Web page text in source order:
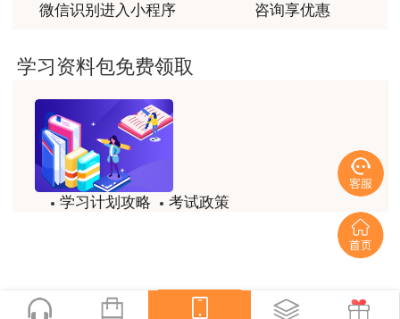
用户m2****66
非常非常非常非常棒！！!！
非常非常非常非常棒！！!！
用户xi****mo
土建计量这门课我听了门金瑞和孙琦两位老师的课
程，感觉各有千秋，正好取长补短助我通过了该门考
时间是我们通过的保证，没有什么比坚持更有价值，
听王英老师的土建案例课程就是通过一造考试的最强
微信识别进入小程序
咨询享优惠
学习资料包免费领取
学习计划攻略
考试政策